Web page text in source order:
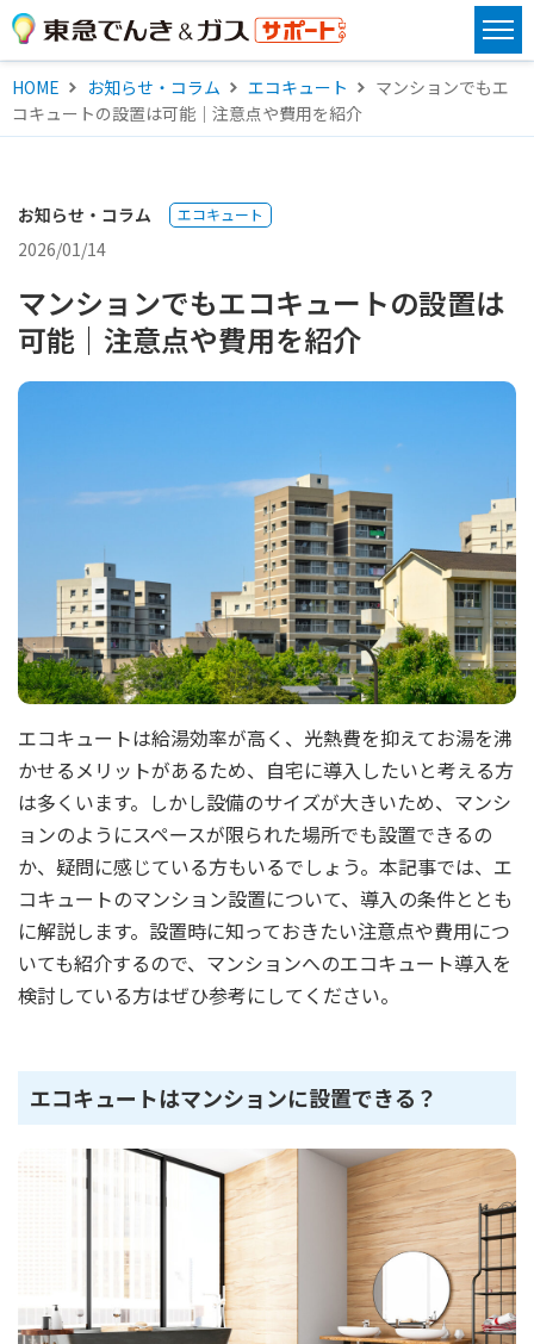
HOME お知らせ・コラム エコキュート
マンションでもエ
コキュートの設置は可能｜注意点や費用を紹介
お知らせ・コラム エコキュート
2026/01/14
マンションでもエコキュートの設置は
可能｜注意点や費用を紹介
エコキュートは給湯効率が高く、光熱費を抑えてお湯を沸
かせるメリットがあるため、自宅に導入したいと考える方
は多くいます。しかし設備のサイズが大きいため、マンシ
ョンのようにスペースが限られた場所でも設置できるの
か、疑問に感じている方もいるでしょう。本記事では、エ
コキュートのマンション設置について、導入の条件ととも
に解説します。設置時に知っておきたい注意点や費用につ
いても紹介するので、マンションへのエコキュート導入を
検討している方はぜひ参考にしてください。
エコキュートはマンションに設置できる？